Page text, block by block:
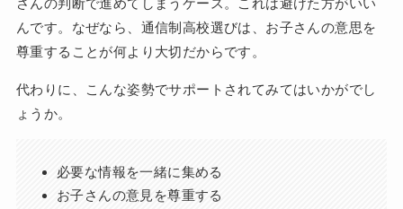
さんの判断で進めてしまうケース。これは避けた方がいい
んです。なぜなら、通信制高校選びは、お子さんの意思を
尊重することが何より大切だからです。
代わりに、こんな姿勢でサポートされてみてはいかがでし
ょうか。
必要な情報を一緒に集める
お子さんの意見を尊重する